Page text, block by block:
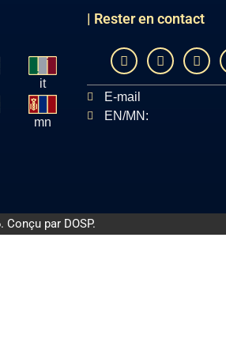
it
mn
| Rester en contact
E-mail
EN/MN:
Conçu par DOSP.